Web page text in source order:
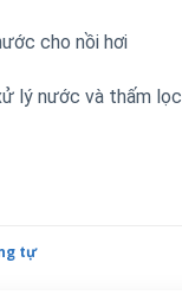
cho nồi hơi
lý nước và thấm lọc
tự